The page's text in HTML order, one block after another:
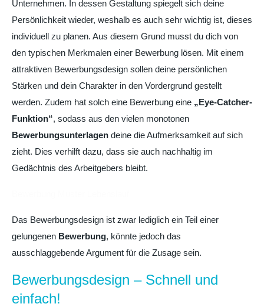
Unternehmen. In dessen Gestaltung spiegelt sich deine
Persönlichkeit wieder, weshalb es auch sehr wichtig ist, dieses
individuell zu planen. Aus diesem Grund musst du dich von
den typischen Merkmalen einer Bewerbung lösen. Mit einem
attraktiven Bewerbungsdesign sollen deine persönlichen
Stärken und dein Charakter in den Vordergrund gestellt
werden. Zudem hat solch eine Bewerbung eine „Eye-Catcher-
Funktion“, sodass aus den vielen monotonen
Bewerbungsunterlagen deine die Aufmerksamkeit auf sich
zieht. Dies verhilft dazu, dass sie auch nachhaltig im
Gedächtnis des Arbeitgebers bleibt.
Das Bewerbungsdesign ist zwar lediglich ein Teil einer
gelungenen Bewerbung, könnte jedoch das
ausschlaggebende Argument für die Zusage sein.
Bewerbungsdesign – Schnell und
einfach!